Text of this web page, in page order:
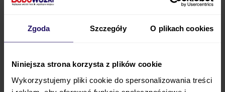
Zgoda Szczegóły O plikach cookies
Niniejsza strona korzysta z plików cookie
Wykorzystujemy pliki cookie do spersonalizowania treści
1 699,00 zł
1 119,00 zł
Aktualnie czytasz stronę
1 Strona
2 Strona
3 ... Strona
17